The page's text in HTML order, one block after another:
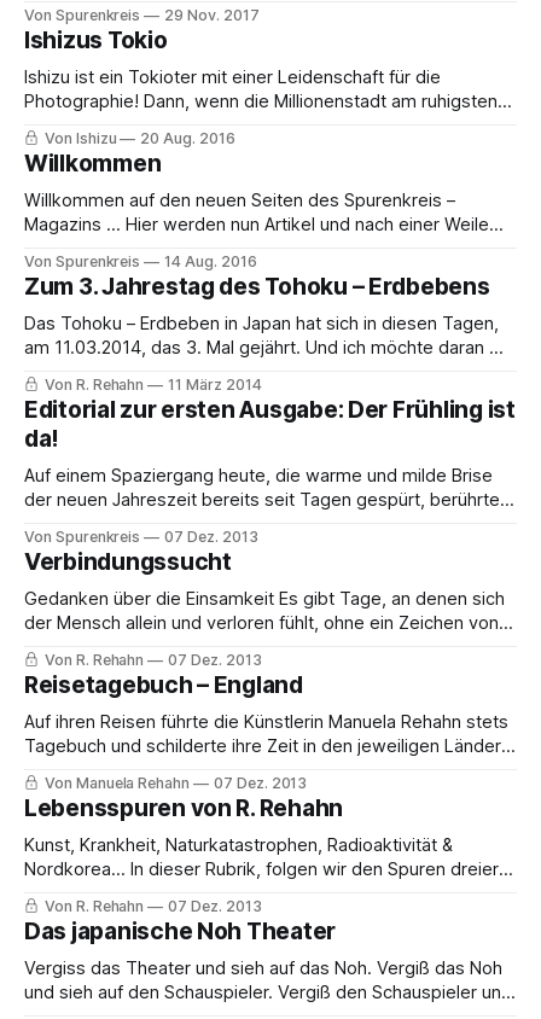
wir einige dieser Projekte einzeln vorstellen. Dies ist der 2.
Eintrag in dieser Reihe, in dem wir mehr über das
Spurenmagazin [http://spurenkreis.de/magazin/
Von Spurenkreis 29 Nov. 2017
Ishizus Tokio
Ishizu ist ein Tokioter mit einer Leidenschaft für die
Photographie! Dann, wenn die Millionenstadt am ruhigsten
ist, in den frühen Morgenstunden und am Abend ist er in der
Stadt und in seinem Viertel unterwegs um Momente
einzufangen. Dazu ist die fließendende Welt des
besonderen japanischen Nachtlebens eines seiner
bevorzugten Motive.
Von Ishizu 20 Aug. 2016
Willkommen
Willkommen auf den neuen Seiten des Spurenkreis –
Magazins … Hier werden nun Artikel und nach einer Weile
Gefallen an diesem neuen Format und wünschen Ihnen viel
Spass beim Lesen und Entdecken! Das Spurenmagazin ist
eine Reihe, mit Photoreportagen, Essays, Berichten über
Menschen, Länder,
Von Spurenkreis 14 Aug. 2016
Zum 3. Jahrestag des Tohoku – Erdbebens
Das Tohoku – Erdbeben in Japan hat sich in diesen Tagen,
am 11.03.2014, das 3. Mal gejährt. Und ich möchte daran mit
einem persönlichen Eintrag erinnern. Obwohl ich zum
Zeitpunkt des Bebens nicht in Japan, sondern auf einem
geplanten Kurzbesuch, in meiner Heimatstadt, war, hat
dieses Ereignis mich auf
Von R. Rehahn 11 März 2014
Editorial zur ersten Ausgabe: Der Frühling ist
da!
Auf einem Spaziergang heute, die warme und milde Brise
der neuen Jahreszeit bereits seit Tagen gespürt, berührte
berührte meinen Geist und entfachte eine sinnliche Freude:
Der Frühling ist endlich da! Mich an eine Erfahrung aus der
Jugendzeit erinnernd, als ich
Von Spurenkreis 07 Dez. 2013
Verbindungssucht
Gedanken über die Einsamkeit Es gibt Tage, an denen sich
der Mensch allein und verloren fühlt, ohne ein Zeichen von
anderen, so als würde die eigene Existenz niemanden
interessieren. Und weil dies so schmerzhaft und
beunruhigend ist, wird auf der bereits bestehenden Mauer,
eine noch höhere errichtet, um sich selbst
Von R. Rehahn 07 Dez. 2013
Reisetagebuch – England
Auf ihren Reisen führte die Künstlerin Manuela Rehahn stets
Tagebuch und schilderte ihre Zeit in den jeweiligen Ländern,
aus ihrer sehr persönlichen Sicht. Dies ist ein erster
Ausschnitt aus ihrem Reisetagebuch-England, welches für
eine Publikation im Spurenkreis Verlag geplant ist. Aus dem
Reisetagebuch – England von Manuela Rehahn, ein Auszug…
Von Manuela Rehahn 07 Dez. 2013
Lebensspuren von R. Rehahn
Kunst, Krankheit, Naturkatastrophen, Radioaktivität &
Nordkorea… In dieser Rubrik, folgen wir den Spuren dreier
Seiten im Augenblick des Lebens eines Menschen. Die
Reihe beginnt mit dem Autor R. Rehahn, der über sein
Leben berichtet. Als ich kürzlich über das augenblickliche
Dasein sinnierte, dachte ich, daß neben der persönlichen,
privaten Seite
Von R. Rehahn 07 Dez. 2013
Das japanische Noh Theater
Vergiss das Theater und sieh auf das Noh. Vergiß das Noh
und sieh auf den Schauspieler. Vergiß den Schauspieler und